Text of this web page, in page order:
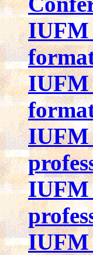
IUFM
IUFM
IUFM
IUFM
IUFM